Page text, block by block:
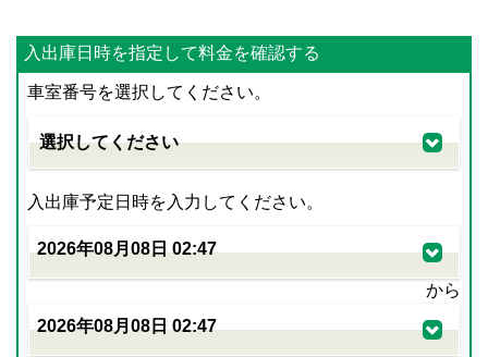
入出庫日時を指定して料金を確認する
車室番号を選択してください。
入出庫予定日時を入力してください。
から